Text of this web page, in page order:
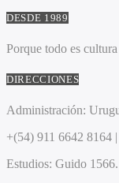
DESDE 1989
Porque todo es
DIRECCIONES
Administración:
+(54) 911 6642 8164 |
Estudios: Guido 1566.